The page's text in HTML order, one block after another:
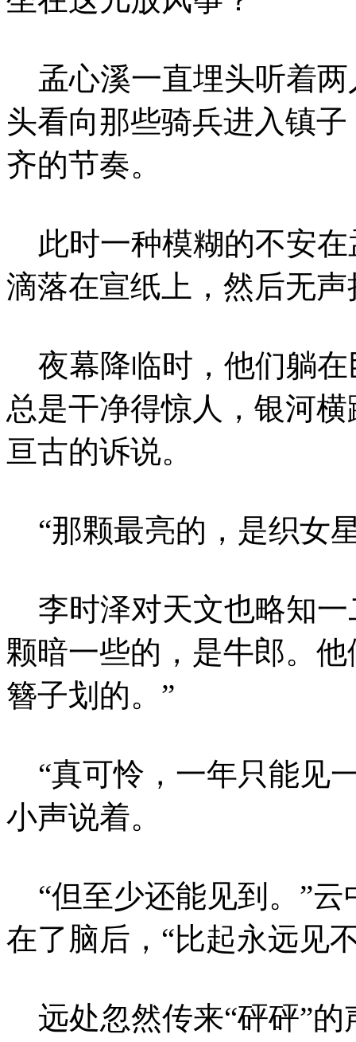
孟心溪一直埋头听着两
头看向那些骑兵进入镇
齐的节奏。
此时一种模糊的不安在
滴落在宣纸上，然后无
夜幕降临时，他们躺在
总是干净得惊人，银河
亘古的诉说。
“那颗最亮的，是织女
李时泽对天文也略知一
颗暗一些的，是牛郎。
簪子划的。”
“真可怜，一年只能见
小声说着。
“但至少还能见到。”云
在了脑后，“比起永远见
远处忽然传来“砰砰”的